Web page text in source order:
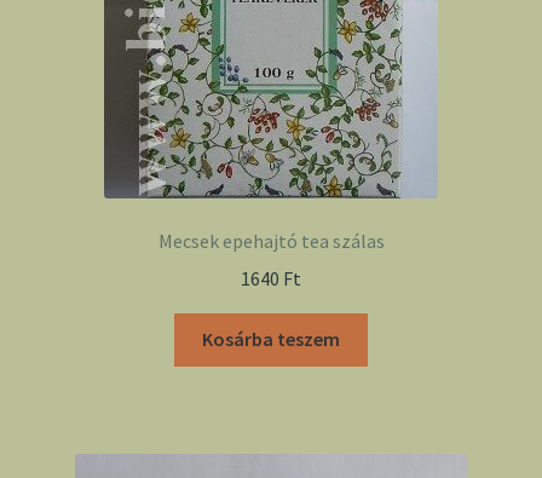
Mecsek epehajtó tea szálas
1640 Ft
Kosárba teszem